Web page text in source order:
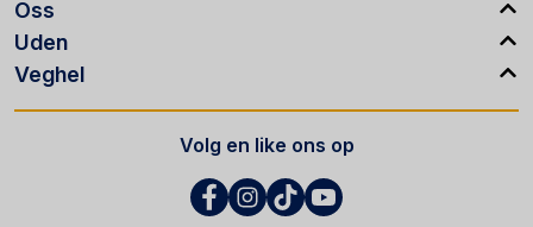
Oss
Uden
Veghel
Volg en like ons op